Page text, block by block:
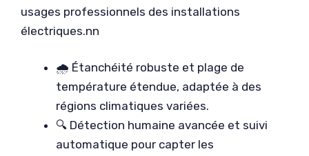
usages professionnels des installations
électriques.nn
🌧️ Étanchéité robuste et plage de
température étendue, adaptée à des
régions climatiques variées.
🔍 Détection humaine avancée et suivi
automatique pour capter les